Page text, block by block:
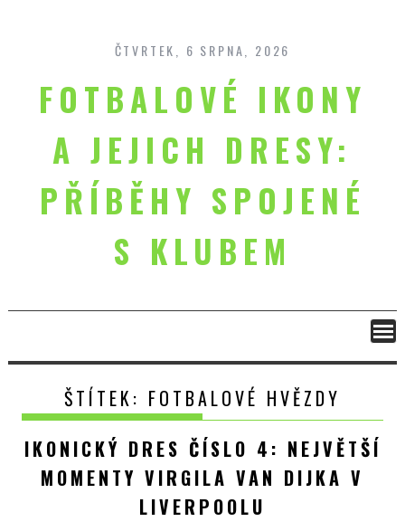
content
ČTVRTEK, 6 SRPNA, 2026
FOTBALOVÉ IKONY
A JEJICH DRESY:
PŘÍBĚHY SPOJENÉ
S KLUBEM
ŠTÍTEK: FOTBALOVÉ HVĚZDY
IKONICKÝ DRES ČÍSLO 4: NEJVĚTŠÍ
MOMENTY VIRGILA VAN DIJKA V
LIVERPOOLU